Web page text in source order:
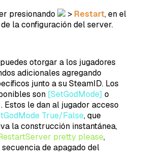
presionando > Restart, en el
la configuración del server.
otorgar a los jugadores
adicionales agregando
junto a su SteamID. Los
son [SetGodMode] o
. Estos le dan al jugador acceso
True/False, que
la construcción instantánea,
pretty please,
de apagado del